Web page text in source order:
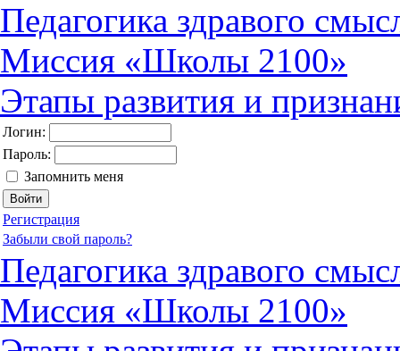
Педагогика здравого
Миссия «Школы 2100»
Этапы развития и
Логин:
Пароль:
Запомнить меня
Регистрация
Забыли свой пароль?
Педагогика здравого
Миссия «Школы 2100»